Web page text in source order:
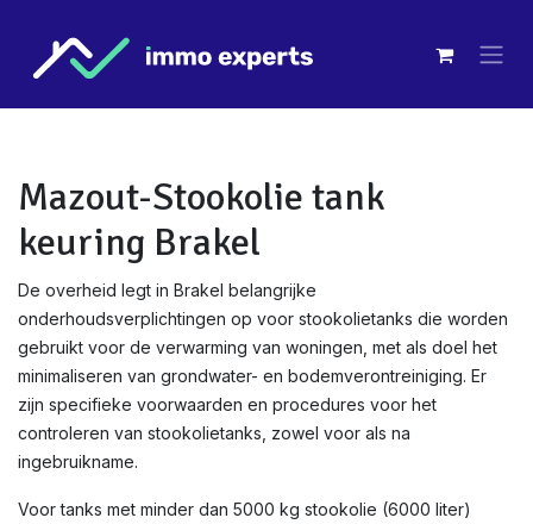
Mazout-Stookolie tank
keuring Brakel
De overheid legt in Brakel belangrijke
onderhoudsverplichtingen op voor stookolietanks die worden
gebruikt voor de verwarming van woningen, met als doel het
minimaliseren van grondwater- en bodemverontreiniging. Er
zijn specifieke voorwaarden en procedures voor het
controleren van stookolietanks, zowel voor als na
ingebruikname.
Voor tanks met minder dan 5000 kg stookolie (6000 liter)